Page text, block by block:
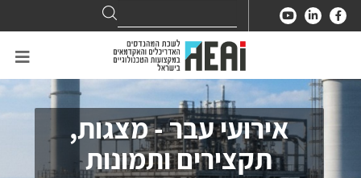
for:
Search
אירועי עבר - מצגות,
תקצירים ותמונות